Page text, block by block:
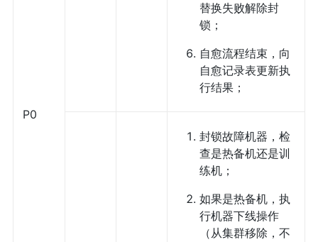
P0
替换失败解除封
锁；
自愈流程结束，向
自愈记录表更新执
行结果；
封锁故障机器，检
查是热备机还是训
练机；
如果是热备机，执
行机器下线操作
（从集群移除，不